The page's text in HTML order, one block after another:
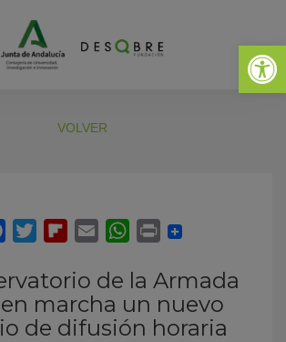
Abrir
VOLVER
de la Armada
marcha un nuevo
de difusión horaria